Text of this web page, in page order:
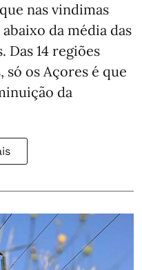
nas vindimas
da média das
Das 14 regiões
os Açores é que
da